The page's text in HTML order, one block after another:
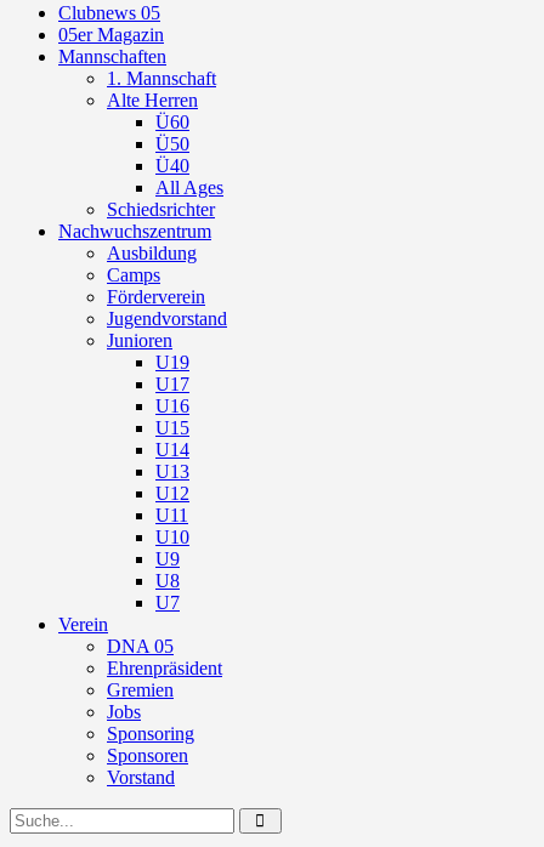
Clubnews 05
05er Magazin
Mannschaften
1. Mannschaft
Alte Herren
Ü60
Ü50
Ü40
All Ages
Schiedsrichter
Nachwuchszentrum
Ausbildung
Camps
Förderverein
Jugendvorstand
Junioren
U19
U17
U16
U15
U14
U13
U12
U11
U10
U9
U8
U7
Verein
DNA 05
Ehrenpräsident
Gremien
Jobs
Sponsoring
Sponsoren
Vorstand